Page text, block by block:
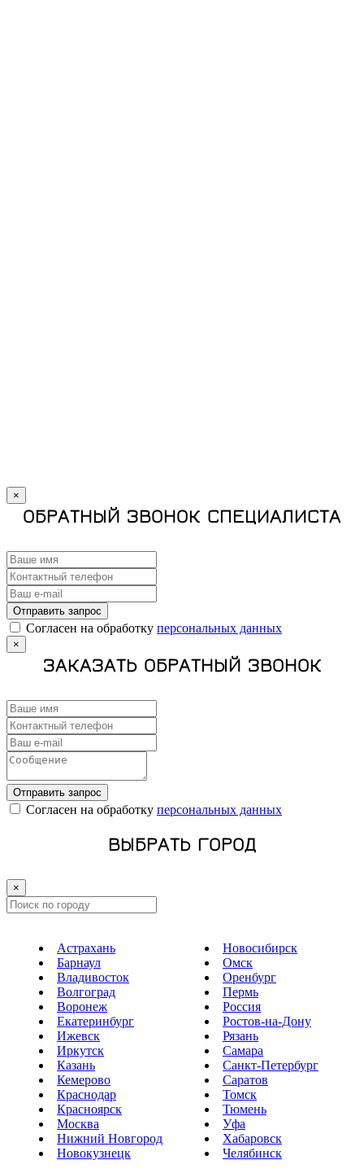
×
ОБРАТНЫЙ ЗВОНОК СПЕЦИАЛИСТА
Отправить запрос
Cогласен на обработку персональных данных
×
ЗАКАЗАТЬ ОБРАТНЫЙ ЗВОНОК
Отправить запрос
Cогласен на обработку персональных данных
ВЫБРАТЬ ГОРОД
×
Астрахань
Барнаул
Владивосток
Волгоград
Воронеж
Екатеринбург
Ижевск
Иркутск
Казань
Кемерово
Краснодар
Красноярск
Москва
Нижний Новгород
Новокузнецк
Новосибирск
Омск
Оренбург
Пермь
Россия
Ростов-на-Дону
Рязань
Самара
Санкт-Петербург
Саратов
Томск
Тюмень
Уфа
Хабаровск
Челябинск